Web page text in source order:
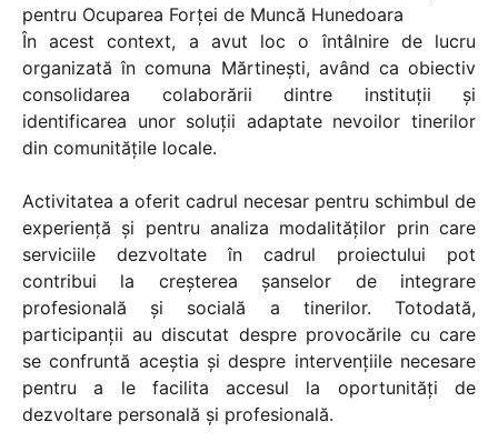
pentru Ocuparea Forței de Muncă Hunedoara
În acest context, a avut loc o întâlnire de lucru
organizată în comuna Mărtinești, având ca obiectiv
consolidarea colaborării dintre instituții și
identificarea unor soluții adaptate nevoilor tinerilor
din comunitățile locale.
Activitatea a oferit cadrul necesar pentru schimbul de
experiență și pentru analiza modalităților prin care
serviciile dezvoltate în cadrul proiectului pot
contribui la creșterea șanselor de integrare
profesională și socială a tinerilor. Totodată,
participanții au discutat despre provocările cu care
se confruntă aceștia și despre intervențiile necesare
pentru a le facilita accesul la oportunități de
dezvoltare personală și profesională.